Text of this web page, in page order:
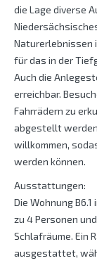
die Lage diverse
Naturerlebnissen
für das in der
Auch die
erreichbar.
Fahrrädern zu
abgestellt
willkommen,
werden können.
Ausstattungen:
Die Wohnung
zu 4 Personen
Schlafräume. Ein
ausgestattet,